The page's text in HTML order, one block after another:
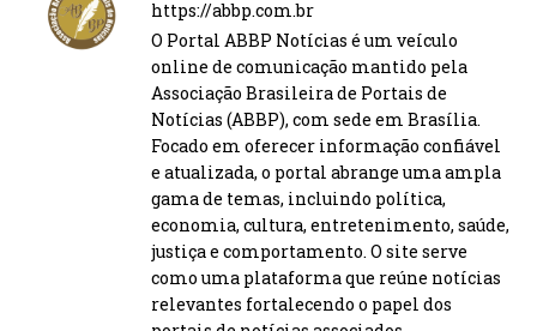
https://abbp.com.br
O Portal ABBP Notícias é um veículo
online de comunicação mantido pela
Associação Brasileira de Portais de
Notícias (ABBP), com sede em Brasília.
Focado em oferecer informação confiável
e atualizada, o portal abrange uma ampla
gama de temas, incluindo política,
economia, cultura, entretenimento, saúde,
justiça e comportamento. O site serve
como uma plataforma que reúne notícias
relevantes fortalecendo o papel dos